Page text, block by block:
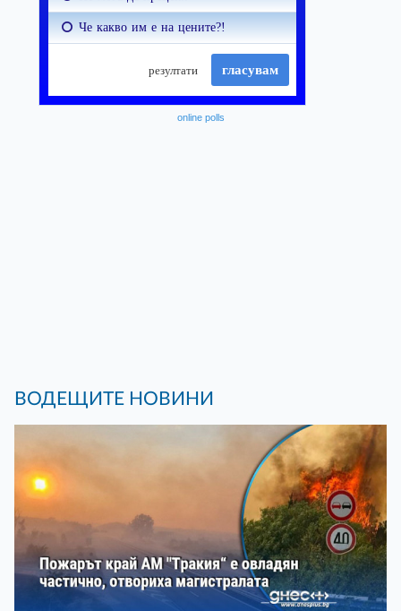
online polls
ВОДЕЩИТЕ НОВИНИ